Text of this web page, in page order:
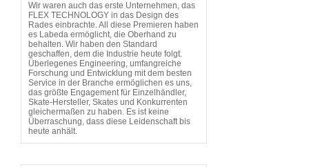
Wir waren auch das erste Unternehmen, das
FLEX TECHNOLOGY in das Design des
Rades einbrachte. All diese Premieren haben
es Labeda ermöglicht, die Oberhand zu
behalten. Wir haben den Standard
geschaffen, dem die Industrie heute folgt.
Überlegenes Engineering, umfangreiche
Forschung und Entwicklung mit dem besten
Service in der Branche ermöglichen es uns,
das größte Engagement für Einzelhändler,
Skate-Hersteller, Skates und Konkurrenten
gleichermaßen zu haben. Es ist keine
Überraschung, dass diese Leidenschaft bis
heute anhält.